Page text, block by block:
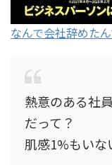
なんで会社辞めた
熱意のある社
だって？
肌感1%もいな